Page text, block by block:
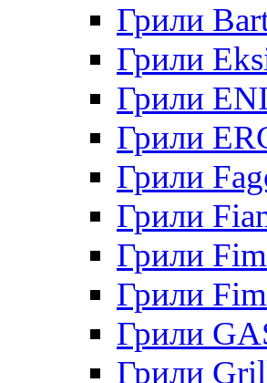
Грили
Грили
Грили
Грили
Грили
Грили
Грили
Грили
Грили
Грили